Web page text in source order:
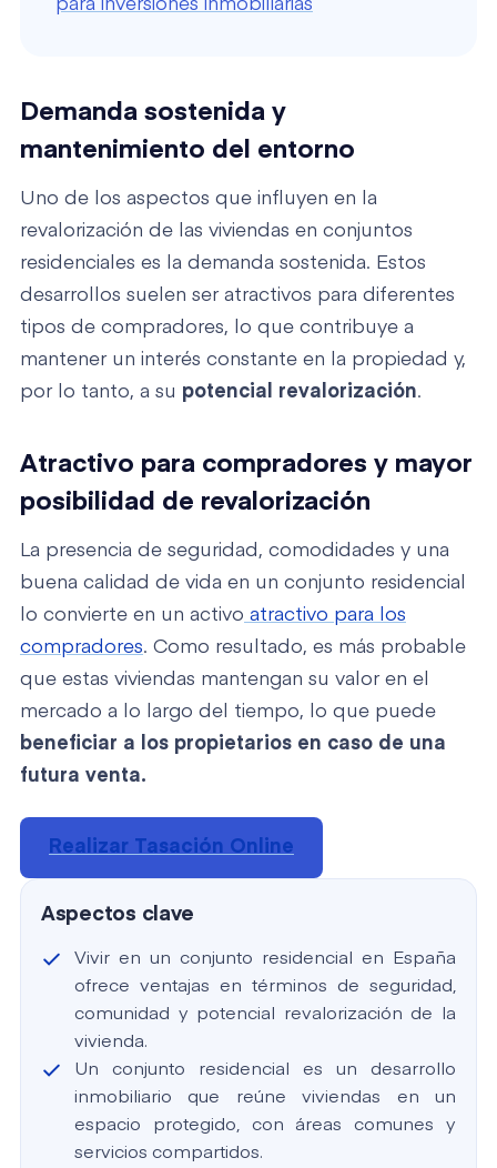
para inversiones inmobiliarias
Demanda sostenida y
mantenimiento del entorno
Uno de los aspectos que influyen en la
revalorización de las viviendas en conjuntos
residenciales es la demanda sostenida. Estos
desarrollos suelen ser atractivos para diferentes
tipos de compradores, lo que contribuye a
mantener un interés constante en la propiedad y,
por lo tanto, a su potencial revalorización.
Atractivo para compradores y mayor
posibilidad de revalorización
La presencia de seguridad, comodidades y una
buena calidad de vida en un conjunto residencial
lo convierte en un activo atractivo para los
compradores. Como resultado, es más probable
que estas viviendas mantengan su valor en el
mercado a lo largo del tiempo, lo que puede
beneficiar a los propietarios en caso de una
futura venta.
Realizar Tasación Online
Aspectos clave
Vivir en un conjunto residencial en España
ofrece ventajas en términos de seguridad,
comunidad y potencial revalorización de la
vivienda.
Un conjunto residencial es un desarrollo
inmobiliario que reúne viviendas en un
espacio protegido, con áreas comunes y
servicios compartidos.